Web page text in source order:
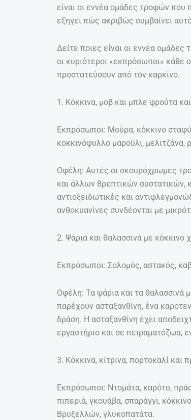
είναι οι εννέα ομάδες τροφών που
εξηγεί πώς ακριβώς συμβαίνει
Δείτε ποιες είναι οι εννέα ομάδες
οι κυριότεροι «εκπρόσωποι» κάθε
προστατεύσουν από τον καρκίνο.
1. Κόκκινα, μοβ και μπλε φρούτα
Εκπρόσωποι: Μούρα, κόκκινο
κοκκινόφυλλο μαρούλι,
Οφέλη: Αυτές οι σκουρόχρωμες
και άλλων θρεπτικών συστατικών,
αντιοξειδωτικές και
ανθοκυανίνες συνδέονται με
2. Ψάρια και θαλασσινά με κόκκινο
Εκπρόσωποι: Σολομός, αστακός,
Οφέλη: Τα ψάρια και τα θαλασσινά
παρέχουν ασταξανθίνη, ένα
δράση. Η ασταξανθίνη έχει
εργαστήριο και σε πειραματόζωα,
3. Κόκκινα, κίτρινα, πορτοκαλί και
Εκπρόσωποι: Ντομάτα, καρότο,
πιπεριά, γκουάβα, σπαράγγι,
Βρυξελλών, γλυκοπατάτα.